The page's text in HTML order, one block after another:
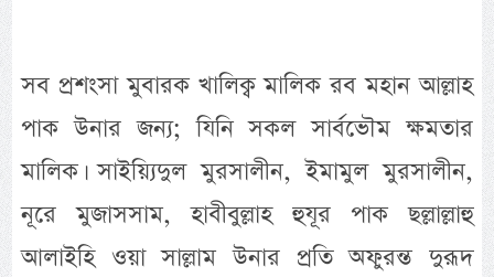
সব প্রশংসা মুবারক খালিক্ব মালিক রব মহান আল্লাহ
পাক উনার জন্য; যিনি সকল সার্বভৌম ক্ষমতার
মালিক। সাইয়্যিদুল মুরসালীন, ইমামুল মুরসালীন,
নূরে মুজাসসাম, হাবীবুল্লাহ হুযূর পাক ছল্লাল্লাহু
আলাইহি ওয়া সাল্লাম উনার প্রতি অফুরন্ত দুরূদ